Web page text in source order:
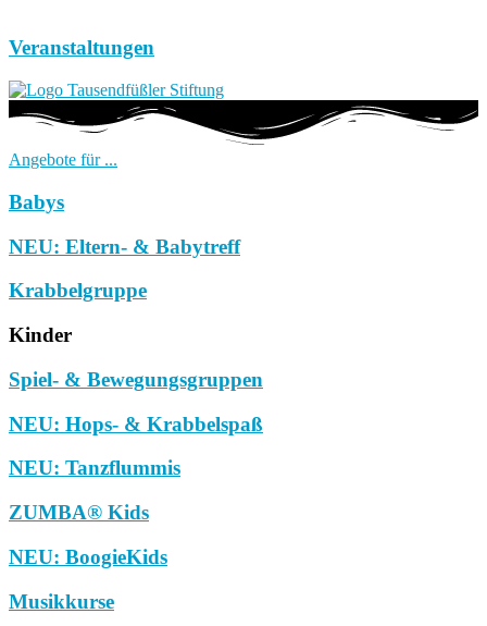
Veranstaltungen
Angebote für ...
Babys
NEU: Eltern- & Babytreff
Krabbelgruppe
Kinder
Spiel- & Bewegungsgruppen
NEU: Hops- & Krabbelspaß
NEU: Tanzflummis
ZUMBA® Kids
NEU: BoogieKids
Musikkurse